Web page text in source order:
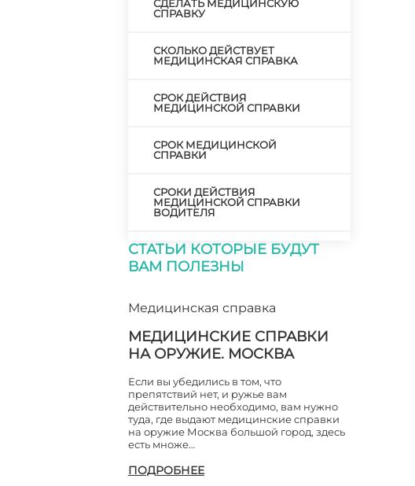
СДЕЛАТЬ МЕДИЦИНСКУЮ
СПРАВКУ
СКОЛЬКО ДЕЙСТВУЕТ
МЕДИЦИНСКАЯ СПРАВКА
СРОК ДЕЙСТВИЯ
МЕДИЦИНСКОЙ СПРАВКИ
СРОК МЕДИЦИНСКОЙ
СПРАВКИ
СРОКИ ДЕЙСТВИЯ
МЕДИЦИНСКОЙ СПРАВКИ
ВОДИТЕЛЯ
ФОРМЫ МЕДИЦИНСКИХ
СПРАВОК
СПРАВОК
СТАТЬИ КОТОРЫЕ БУДУТ
ВАМ ПОЛЕЗНЫ
Медицинская справка
МЕДИЦИНСКИЕ СПРАВКИ
НА ОРУЖИЕ. МОСКВА
Если вы убедились в том, что
препятствий нет, и ружье вам
действительно необходимо, вам нужно
туда, где выдают медицинские справки
на оружие Москва большой город, здесь
есть множе…
ПОДРОБНЕЕ